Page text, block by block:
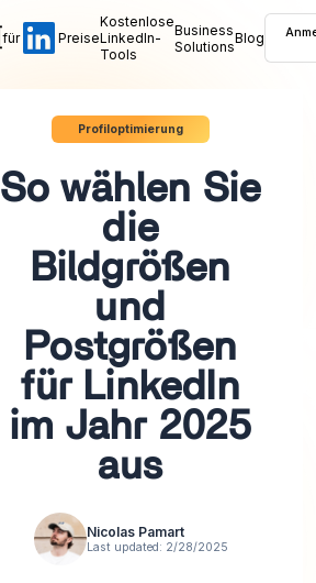
für Preise
Kostenlose
LinkedIn-
Tools
Business
SolutionsBlog
Profiloptimierung
So wählen Sie
die
Bildgrößen
und
Postgrößen
für LinkedIn
im Jahr 2025
aus
Nicolas Pamart
Last updated: 2/28/2025